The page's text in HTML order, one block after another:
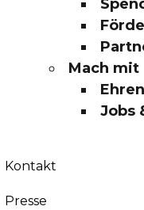
Mach mit
Jobs
Kontakt
Presse